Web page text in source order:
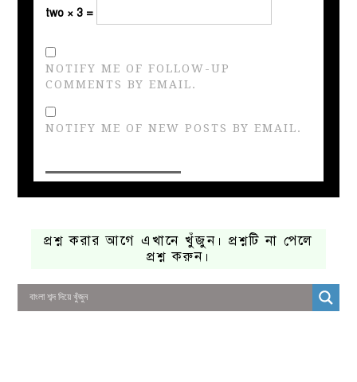
two × 3 =
NOTIFY ME OF FOLLOW-UP
COMMENTS BY EMAIL.
NOTIFY ME OF NEW POSTS BY EMAIL.
প্রশ্ন করার আগে এখানে খুঁজুন। প্রশ্নটি না পেলে
প্রশ্ন করুন।